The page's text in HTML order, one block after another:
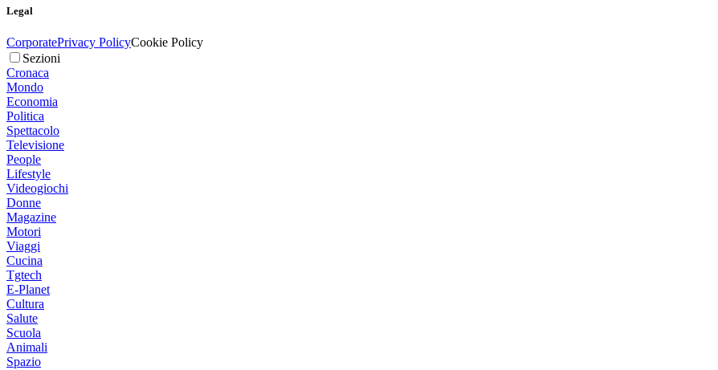
Legal
CorporatePrivacy PolicyCookie Policy
Sezioni
Cronaca
Mondo
Economia
Politica
Spettacolo
Televisione
People
Lifestyle
Videogiochi
Donne
Magazine
Motori
Viaggi
Cucina
Tgtech
E-Planet
Cultura
Salute
Scuola
Animali
Spazio